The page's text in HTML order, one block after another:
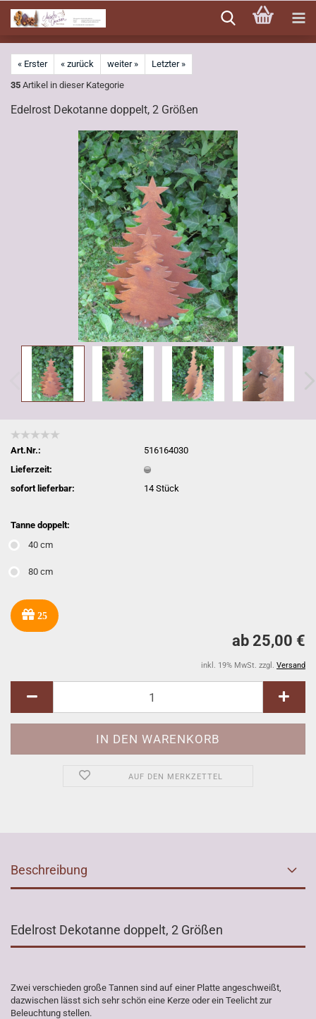
zum
Hauptinhalt
« Erster « zurück weiter »
Letzter »
35 Artikel in dieser Kategorie
Edelrost Dekotanne doppelt, 2 Größen
Art.Nr.:
516164030
Lieferzeit:
sofort lieferbar:
14Stück
Tanne doppelt:
40 cm
80 cm
25
ab 25,00 €
inkl. 19% MwSt. zzgl. Versand
AUF DEN MERKZETTEL
Beschreibung
Edelrost Dekotanne doppelt, 2 Größen
Zwei verschieden große Tannen sind auf einer Platte angeschweißt,
dazwischen lässt sich sehr schön eine Kerze oder ein Teelicht zur
Beleuchtung stellen.